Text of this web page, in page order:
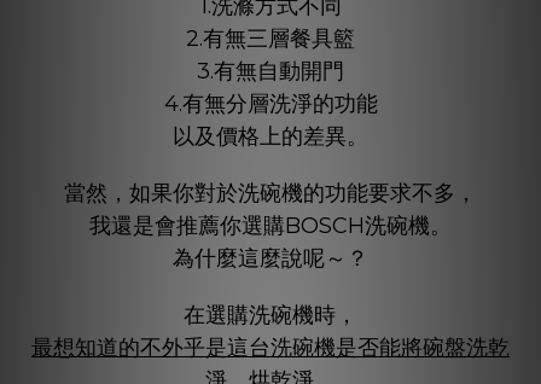
1.洗滌方式不同
2.有無三層餐具籃
3.有無自動開門
4.有無分層洗淨的功能
以及價格上的差異。
當然，如果你對於洗碗機的功能要求不多，
我還是會推薦你選購BOSCH洗碗機。
為什麼這麼說呢～？
在選購洗碗機時，
最想知道的不外乎是這台洗碗機是否能將碗盤洗乾